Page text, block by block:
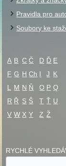
Pravidla pro
Soubory ke
A B C Č D Ď E
F G H Ch I J K
L
M N Ň O P Q
R Ř S Š T Ť U
V W X Y Z Ž
RYCHLÉ